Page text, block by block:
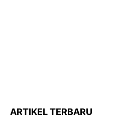
ARTIKEL TERBARU